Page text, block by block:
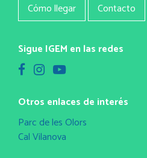
Cómo llegar
Contacto
Sigue IGEM en las redes
Otros enlaces de interés
Parc de les Olors
Cal Vilanova